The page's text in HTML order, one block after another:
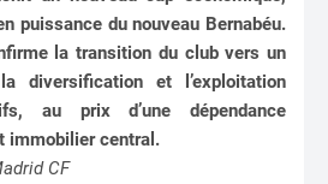
puissance du nouveau Bernabéu.
la transition du club vers un
diversification et l’exploitation
au prix d’une dépendance
immobilier central.
CF